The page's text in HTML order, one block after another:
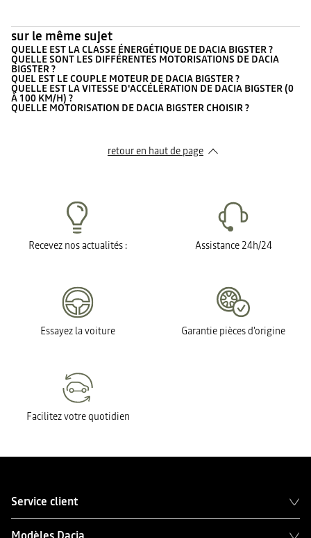
sur le même sujet
QUELLE EST LA CLASSE ÉNERGÉTIQUE DE DACIA BIGSTER ?
QUELLE SONT LES DIFFÉRENTES MOTORISATIONS DE DACIA
BIGSTER ?
QUEL EST LE COUPLE MOTEUR DE DACIA BIGSTER ?
QUELLE EST LA VITESSE D'ACCÉLÉRATION DE DACIA BIGSTER (0
À 100 KM/H) ?
QUELLE MOTORISATION DE DACIA BIGSTER CHOISIR ?
retour en haut de page​
Recevez nos actualités : Assistance 24h/24
Essayez la voiture Garantie pièces d'origine
Facilitez votre quotidien
Service client